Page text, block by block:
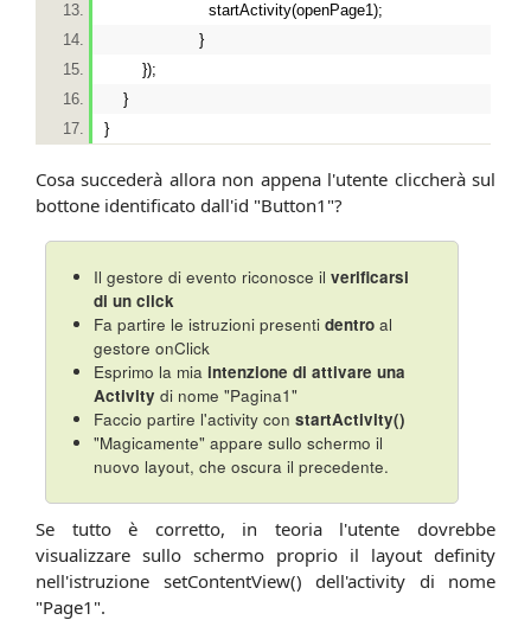
startActivity(openPage1);
}
});
}
}
Cosa succederà allora non appena l'utente cliccherà sul
bottone identificato dall'id "Button1"?
Il gestore di evento riconosce il verificarsi
di un click
Fa partire le istruzioni presenti dentro al
gestore onClick
Esprimo la miaintenzione di attivare una
Activity di nome "Pagina1"
Faccio partire l'activity con startActivity()
"Magicamente" appare sullo schermo il
nuovo layout, che oscura il precedente.
Se tutto è corretto, in teoria l'utente dovrebbe
visualizzare sullo schermo proprio il layout definity
nell'istruzione setContentView() dell'activity di nome
"Page1".